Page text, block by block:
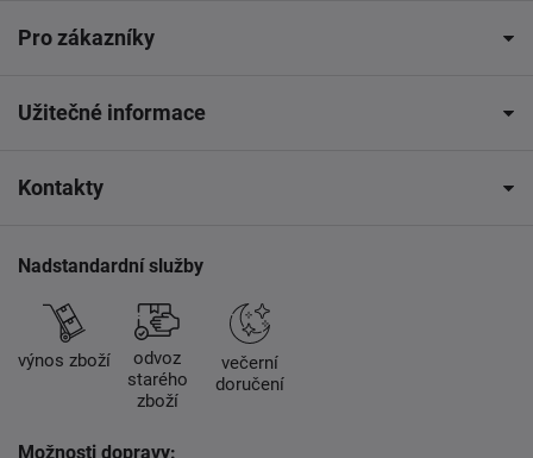
Pro zákazníky
Užitečné informace
Kontakty
Nadstandardní služby
výnos zboží
odvoz
starého
zboží
večerní
doručení
Možnosti dopravy: